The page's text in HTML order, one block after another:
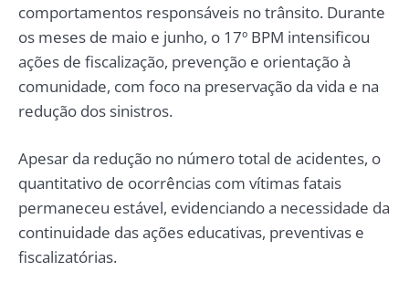
comportamentos responsáveis no trânsito. Durante
os meses de maio e junho, o 17º BPM intensificou
ações de fiscalização, prevenção e orientação à
comunidade, com foco na preservação da vida e na
redução dos sinistros.
Apesar da redução no número total de acidentes, o
quantitativo de ocorrências com vítimas fatais
permaneceu estável, evidenciando a necessidade da
continuidade das ações educativas, preventivas e
fiscalizatórias.